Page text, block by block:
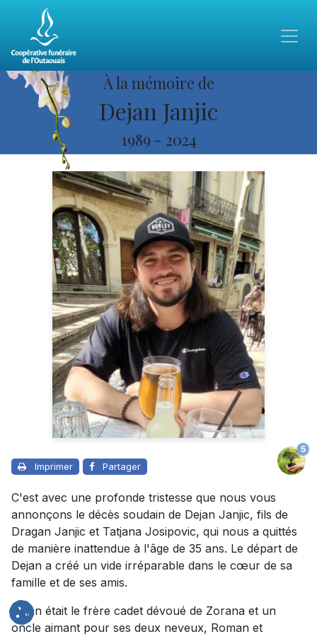
À la mémoire de
Dejan Janjic
1989 - 2024
Imprimer Partager
5
C'est avec une profonde tristesse que nous vous
annonçons le décès soudain de Dejan Janjic, fils de
Dragan Janjic et Tatjana Josipovic, qui nous a quittés
de manière inattendue à l'âge de 35 ans. Le départ de
Dejan a créé un vide irréparable dans le cœur de sa
famille et de ses amis.
Dejan était le frère cadet dévoué de Zorana et un
oncle aimant pour ses deux neveux, Roman et